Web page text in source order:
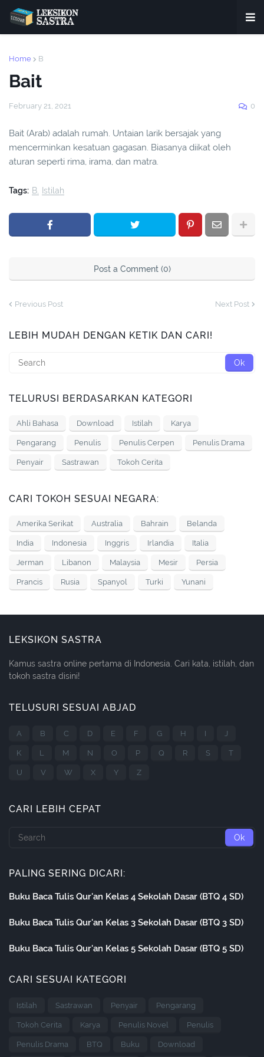
Home B
Bait
February 21, 2021 0
Bait (Arab) adalah rumah. Untaian larik bersajak yang
mencerminkan kesatuan gagasan. Biasanya diikat oleh
aturan seperti rima, irama, dan matra.
Tags: B Istilah
Post a Comment (0)
Previous Post Next Post
LEBIH MUDAH DENGAN KETIK DAN CARI!
TELURUSI BERDASARKAN KATEGORI
Ahli Bahasa Download Istilah Karya
Pengarang Penulis Penulis Cerpen Penulis Drama
Penyair Sastrawan Tokoh Cerita
CARI TOKOH SESUAI NEGARA:
Amerika Serikat Australia Bahrain Belanda
India Indonesia Inggris Irlandia Italia
Jerman Libanon Malaysia Mesir Persia
Prancis Rusia Spanyol Turki Yunani
LEKSIKON SASTRA
Kamus sastra online pertama di Indonesia. Cari kata, istilah, dan
tokoh sastra disini!
TELUSURI SESUAI ABJAD
A B C D E F G H I J
K L M N O P Q R S T
U V W X Y Z
CARI LEBIH CEPAT
PALING SERING DICARI:
Buku Baca Tulis Qur'an Kelas 4 Sekolah Dasar (BTQ 4 SD)
Buku Baca Tulis Qur'an Kelas 3 Sekolah Dasar (BTQ 3 SD)
Buku Baca Tulis Qur'an Kelas 5 Sekolah Dasar (BTQ 5 SD)
CARI SESUAI KATEGORI
Istilah Sastrawan Penyair Pengarang
Tokoh Cerita Karya Penulis Novel Penulis
Penulis Drama BTQ Buku Download